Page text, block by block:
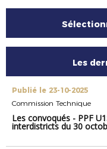
Les
Publié le 23-10-2025
Commission Technique
Les convoqués - PPF
interdistricts du 30